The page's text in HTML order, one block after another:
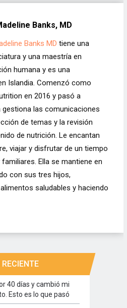
Banks, MD
Banks MD tiene una
y una maestría en
humana y es una
Islandia. Comenzó como
en 2016 y pasó a
gestiona las comunicaciones
de temas y la revisión
de nutrición. Le encantan
viajar y disfrutar de un tiempo
Ella se mantiene en
con sus tres hijos,
saludables y haciendo
40 días y cambió mi
Esto es lo que pasó